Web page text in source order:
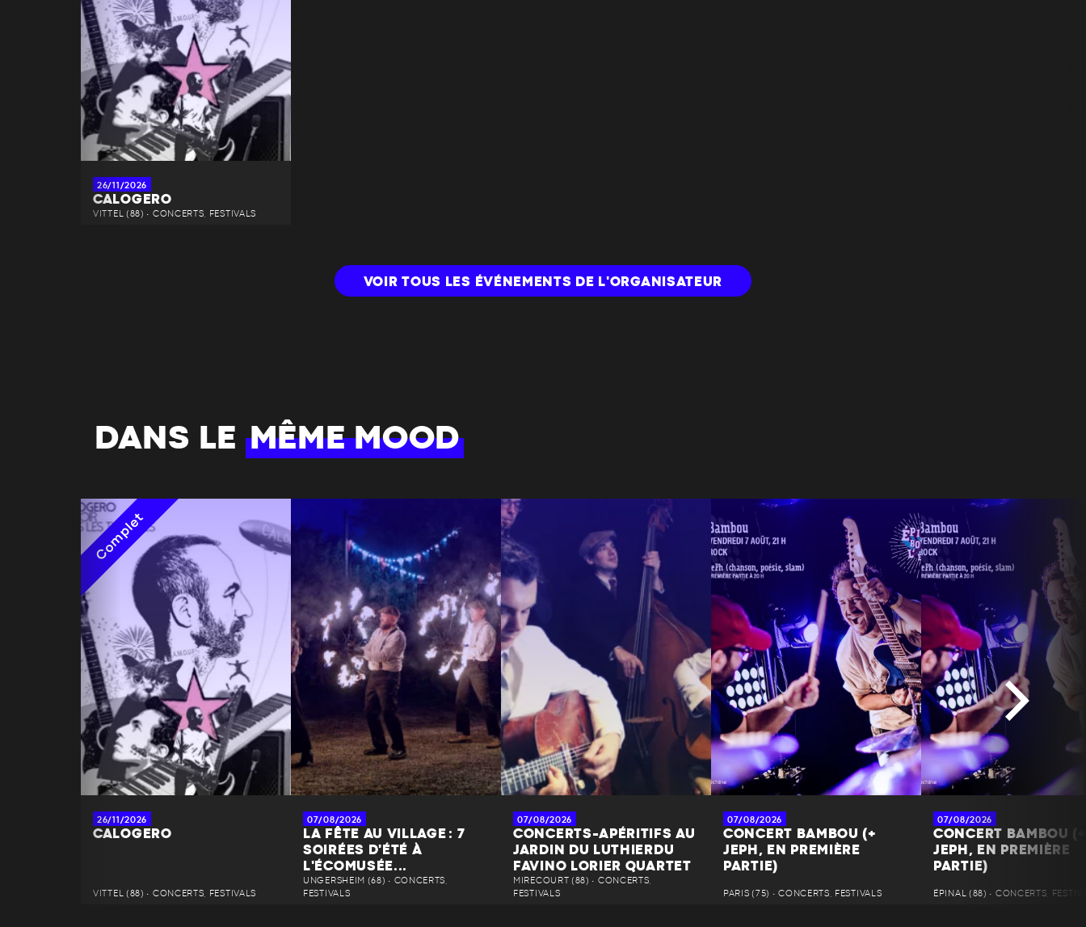
26/11/2026
CALOGERO
VITTEL (88) • CONCERTS, FESTIVALS
VOIR TOUS LES ÉVÉNEMENTS DE L'ORGANISATEUR
DANS LE MÊME MOOD
Complet
26/11/2026
CALOGERO
VITTEL (88) • CONCERTS, FESTIVALS
07/08/2026
LA FÊTE AU VILLAGE : 7
SOIRÉES D'ÉTÉ À
L'ÉCOMUSÉE...
UNGERSHEIM (68) • CONCERTS,
FESTIVALS
07/08/2026
CONCERTS-APÉRITIFS AU
JARDIN DU LUTHIERDU
FAVINO LORIER QUARTET
MIRECOURT (88) • CONCERTS,
FESTIVALS
07/08/2026
CONCERT BAMBOU (+
JEPH, EN PREMIÈRE
PARTIE)
PARIS (75) • CONCERTS, FESTIVALS
07/08/2026
CONCERT BAMBOU (+
JEPH, EN PREMIÈRE
PARTIE)
ÉPINAL (88) • CONCERTS,